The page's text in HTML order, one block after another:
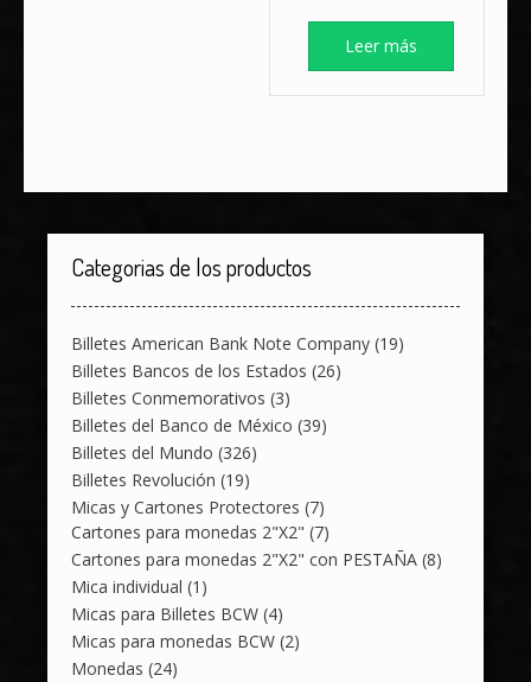
Leer más
Categorias de los productos
Billetes American Bank Note Company (19)
Billetes Bancos de los Estados (26)
Billetes Conmemorativos (3)
Billetes del Banco de México (39)
Billetes del Mundo (326)
Billetes Revolución (19)
Micas y Cartones Protectores (7)
Cartones para monedas 2"X2" (7)
Cartones para monedas 2"X2" con PESTAÑA (8)
Mica individual (1)
Micas para Billetes BCW (4)
Micas para monedas BCW (2)
Monedas (24)